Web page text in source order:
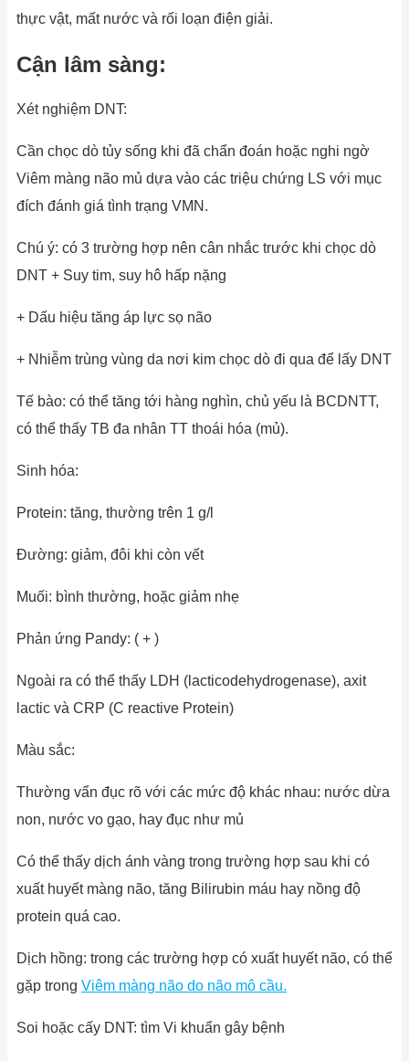
thực vật, mất nước và rối loạn điện giải.
Cận lâm sàng:
Xét nghiệm DNT:
Cần chọc dò tủy sống khi đã chẩn đoán hoặc nghi ngờ
Viêm màng não mủ dựa vào các triệu chứng LS với mục
đích đánh giá tình trạng VMN.
Chú ý: có 3 trường hợp nên cân nhắc trước khi chọc dò
DNT + Suy tim, suy hô hấp nặng
+ Dấu hiệu tăng áp lực sọ não
+ Nhiễm trùng vùng da nơi kim chọc dò đi qua để lấy DNT
Tế bào: có thể tăng tới hàng nghìn, chủ yếu là BCDNTT,
có thể thấy TB đa nhân TT thoái hóa (mủ).
Sinh hóa:
Protein: tăng, thường trên 1 g/l
Đường: giảm, đôi khi còn vết
Muối: bình thường, hoặc giảm nhẹ
Phản ứng Pandy: ( + )
Ngoài ra có thể thấy LDH (lacticodehydrogenase), axit
lactic và CRP (C reactive Protein)
Màu sắc:
Thường vẩn đục rõ với các mức độ khác nhau: nước dừa
non, nước vo gạo, hay đục như mủ
Có thể thấy dịch ánh vàng trong trường hợp sau khi có
xuất huyết màng não, tăng Bilirubin máu hay nồng độ
protein quá cao.
Dịch hồng: trong các trường hợp có xuất huyết não, có thể
gặp trong Viêm màng não do não mô cầu.
Soi hoặc cấy DNT: tìm Vi khuẩn gây bệnh